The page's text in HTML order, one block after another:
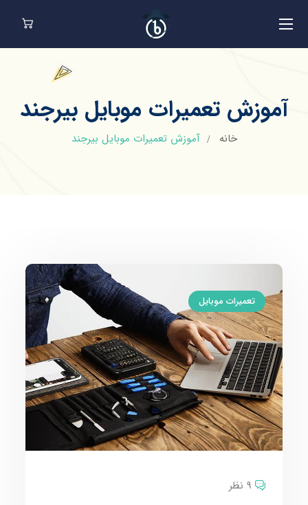
آموزش تعمیرات موبایل بیرجند
خانه آموزش تعمیرات موبایل بیرجند
تعمیرات موبایل
9 نظر